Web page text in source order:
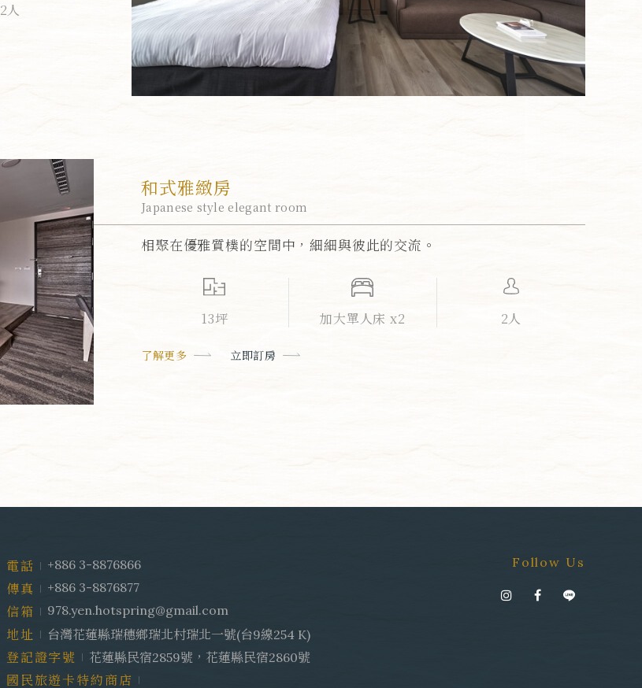
2人
和式雅緻房
Japanese style elegant room
相聚在優雅質樸的空間中，細細與彼此的交流。
13坪 加大單人床 x2 2人
了解更多 立即訂房
電話
+886 3-8876866
傳真
+886 3-8876877
信箱
978.yen.hotspring@gmail.com
地址
台灣花蓮縣瑞穗鄉瑞北村瑞北一號(台9線254 K)
登記證字號
花蓮縣民宿2859號，花蓮縣民宿2860號
國民旅遊卡特約商店
Follow Us